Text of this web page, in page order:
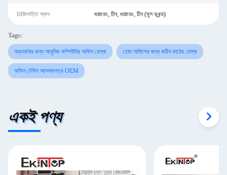
10উৎপত্তি স্থল: গুয়াংডং, চীন, গুয়াংডং, চীন (মূল ভূখন্ড)
Tags:
অভ্যর্থনার জন্য আধুনিক কম্পিউটার অফিস ডেস্ক হোম অফিসের জন্য কঠিন কাঠের ডেস্ক
অফিস টেবিল আসবাবপত্র OEM
একই পণ্য